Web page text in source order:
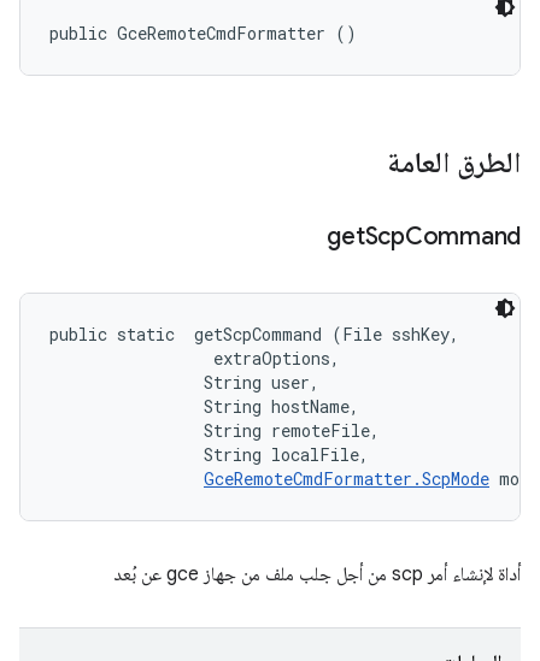
public GceRemoteCmdFormatter ()
الطرق العامة
getScpCommand
public static
getScpCommand (File sshKey,
extraOptions,
                String user,
                String hostName,
                String remoteFile,
                String localFile,
GceRemoteCmdFormatter.ScpMode
أداة لإنشاء أمر scp من أجل جلب ملف من جهاز gce عن بُعد